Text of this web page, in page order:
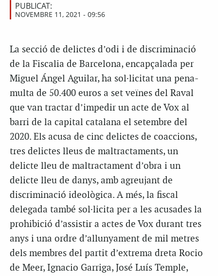
PUBLICAT:
NOVEMBRE 11, 2021 - 09:56
La secció de delictes d’odi i de discriminació
de la Fiscalia de Barcelona, encapçalada per
Miguel Ángel Aguilar, ha sol·licitat una pena-
multa de 50.400 euros a set veïnes del Raval
que van tractar d’impedir un acte de Vox al
barri de la capital catalana el setembre del
2020. Els acusa de cinc delictes de coaccions,
tres delictes lleus de maltractaments, un
delicte lleu de maltractament d’obra i un
delicte lleu de danys, amb agreujant de
discriminació ideològica. A més, la fiscal
delegada també sol·licita per a les acusades la
prohibició d’assistir a actes de Vox durant tres
anys i una ordre d’allunyament de mil metres
dels membres del partit d’extrema dreta Rocio
de Meer, Ignacio Garriga, José Luís Temple,